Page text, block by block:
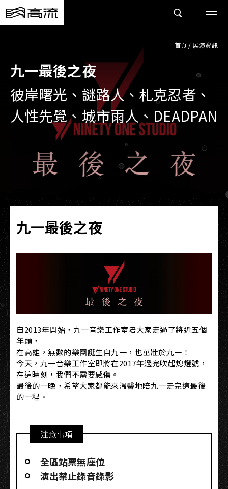
首頁 / 展演資訊
九一最後之夜
彼岸曙光、謎路人、札克忍者、
人性先覺、城市雨人、DEADPAN
九一最後之夜
自2013年開始，九一音樂工作室陪大家走過了將近五個
年頭，
在高雄，無數的樂團誕生自九一，也茁壯於九一！
今天，九一音樂工作室即將在2017年過完吹起熄燈號，
在這時刻，我們不需要感傷。
最後的一晚，希望大家都能來溫馨地陪九一走完這最後
的一程。
注意事項
全區站票無座位
演出禁止錄音錄影